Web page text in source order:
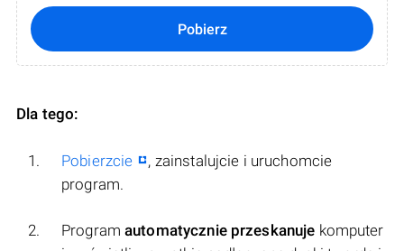
Pobierz
Dla tego:
Pobierzcie
, zainstalujcie i uruchomcie
program.
Programautomatycznie przeskanuje komputer